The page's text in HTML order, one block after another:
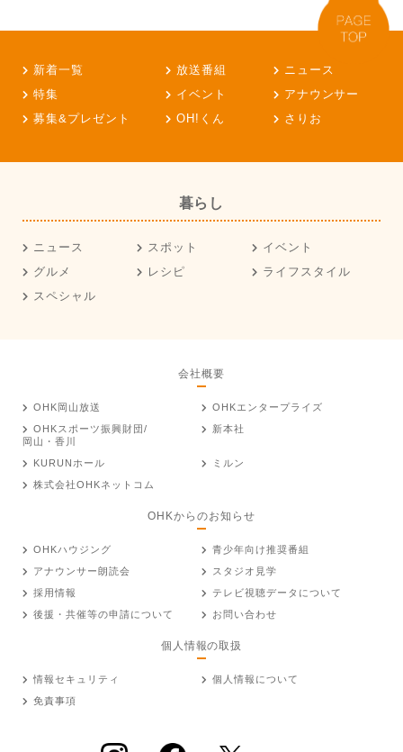
新着一覧 放送番組
ニュース
特集
イベント
アナウンサー
募集&プレゼント
OH!くん さりお
暮らし
ニュース スポット
イベント
グルメ
レシピ
ライフスタイル
スペシャル
会社概要
OHK岡山放送
OHKエンタープライズ
OHKスポーツ振興財団/
岡山・香川
新本社
KURUNホール
ミルン
株式会社OHKネットコム
OHKからのお知らせ
OHKハウジング
青少年向け推奨番組
アナウンサー朗読会
スタジオ見学
採用情報
テレビ視聴データについて
後援・共催等の申請について
お問い合わせ
個人情報の取扱
情報セキュリティ
個人情報について
免責事項